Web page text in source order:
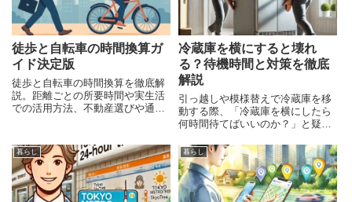
徒歩と自転車の時間換算ガ
イド決定版
徒歩と自転車の時間換算を徹底解
説。距離ごとの所要時間や実生活
での活用方法、不動産選びや通勤
冷蔵庫を横にすると壊れ
る？待機時間と対策を徹底
解説
引っ越しや模様替えで冷蔵庫を移
動する際、「冷蔵庫を横にしたら
何時間待てばいいのか？」と疑問
冷蔵庫は精密な機械であり、正し
く扱わないと故障の原因になりま
す。特に、冷蔵庫を横に倒して運
搬した場合、適切な待機時間を守
暮らし 暮らし